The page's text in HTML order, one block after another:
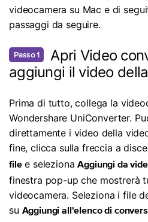
videocamera su Mac e di
passaggi da seguire.
Passo 1
Apri Video
aggiungi il video
Prima di tutto, collega la
Wondershare UniConverter.
direttamente i video della
fine, clicca sulla freccia a
file e seleziona Aggiungi da
finestra pop-up che mostrerà
videocamera. Seleziona i file
su Aggiungi all'elenco di